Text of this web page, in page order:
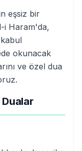
eşsiz bir
i Haram'da,
okunacak
ve özel dua